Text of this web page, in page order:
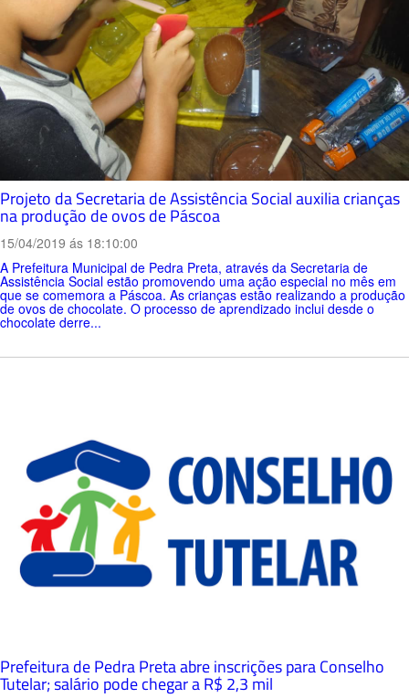
Projeto da Secretaria de Assistência Social auxilia crianças
na produção de ovos de Páscoa
15/04/2019 ás 18:10:00
A Prefeitura Municipal de Pedra Preta, através da Secretaria de
Assistência Social estão promovendo uma ação especial no mês em
que se comemora a Páscoa. As crianças estão realizando a produção
de ovos de chocolate. O processo de aprendizado inclui desde o
chocolate derre...
Prefeitura de Pedra Preta abre inscrições para Conselho
Tutelar; salário pode chegar a R$ 2,3 mil